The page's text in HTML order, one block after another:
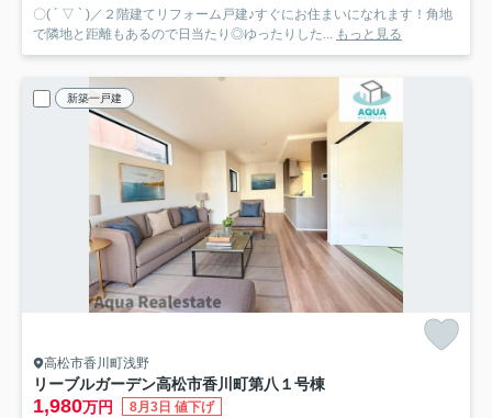
〇( ´ ▽ ` )／２階建てリフォーム戸建♪すぐにお住まいになれます！角地
で隣地と距離もあるので日当たり◎ゆったりした...
もっと見る
新築一戸建
高松市香川町浅野
リーブルガーデン高松市香川町第八 １号棟
1,980万円 8月3日 値下げ